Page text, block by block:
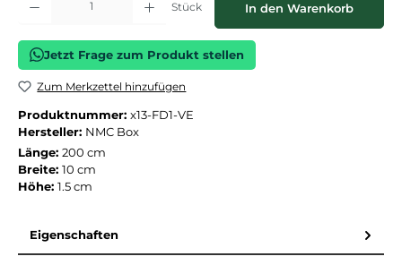
Stück In den Warenkorb
Jetzt Frage zum Produkt stellen
Zum Merkzettel hinzufügen
Produktnummer: x13-FD1-VE
Hersteller: NMC Box
Länge: 200 cm
Breite: 10 cm
Höhe: 1.5 cm
Eigenschaften